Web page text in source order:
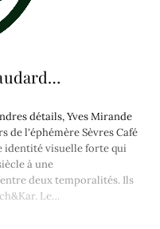
détails, Yves Mirande
de l'éphémère Sèvres Café
identité visuelle forte qui
à une
deux temporalités. Ils
Le…